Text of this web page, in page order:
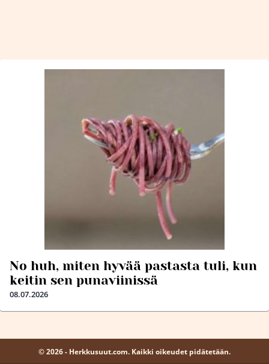
No huh, miten hyvää pastasta tuli, kun
keitin sen punaviinissä
08.07.2026
© 2026 - Herkkusuut.com. Kaikki oikeudet pidätetään.